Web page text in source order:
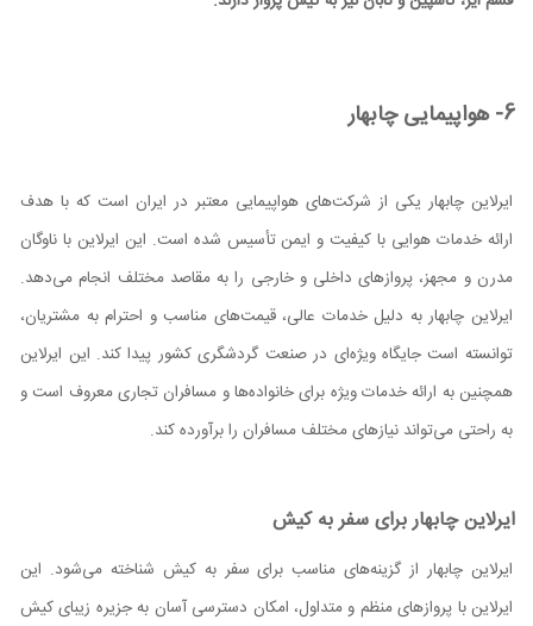
6- هواپیمایی چابهار
ایرلاین چابهار یکی از شرکت‌های هواپیمایی معتبر در ایران است که با هدف
ارائه خدمات هوایی با کیفیت و ایمن تأسیس شده است. این ایرلاین با ناوگان
مدرن و مجهز، پروازهای داخلی و خارجی را به مقاصد مختلف انجام می‌دهد.
ایرلاین چابهار به دلیل خدمات عالی، قیمت‌های مناسب و احترام به مشتریان،
توانسته است جایگاه ویژه‌ای در صنعت گردشگری کشور پیدا کند. این ایرلاین
همچنین به ارائه خدمات ویژه برای خانواده‌ها و مسافران تجاری معروف است و
به راحتی می‌تواند نیازهای مختلف مسافران را برآورده کند.
ایرلاین چابهار برای سفر به کیش
ایرلاین چابهار از گزینه‌های مناسب برای سفر به کیش شناخته می‌شود. این
ایرلاین با پروازهای منظم و متداول، امکان دسترسی آسان به جزیره زیبای کیش